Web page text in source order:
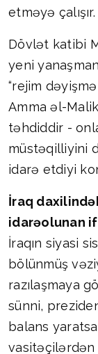
etməyə çalışır.
Dövlət katibi
yeni
“rejim
Amma əl-
təhdiddir -
müstəqilliyini
idarə etdiyi
İraq
idarəolunan
İraqın siyasi
bölünmüş
razılaşmaya
sünni,
balans
vasitəçilərdən